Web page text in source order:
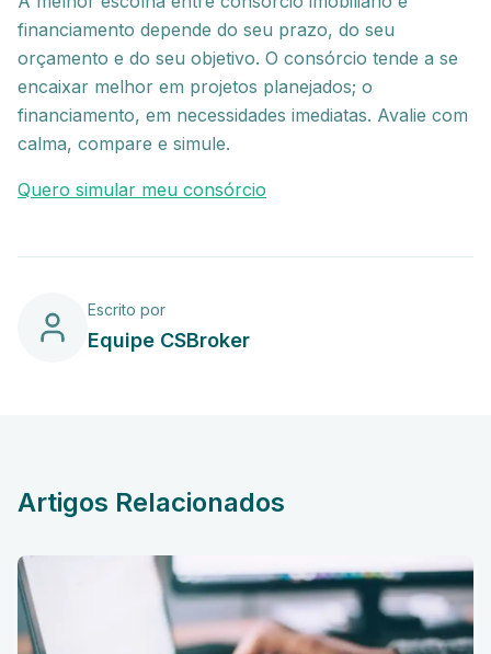
financiamento depende do seu prazo, do seu
orçamento e do seu objetivo. O consórcio tende a se
encaixar melhor em projetos planejados; o
financiamento, em necessidades imediatas. Avalie com
calma, compare e simule.
Quero simular meu consórcio
Escrito por
Equipe CSBroker
Artigos Relacionados